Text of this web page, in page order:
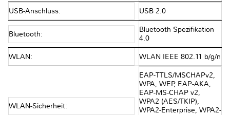
USB-Anschluss: USB 2.0
Bluetooth:
Bluetooth Spezifikation
4.0
WLAN: WLAN IEEE 802.11 b/g/n
WLAN-Sicherheit:
EAP-TTLS/MSCHAPv2,
WPA, WEP, EAP-AKA,
EAP-MS-CHAP v2,
WPA2 (AES/TKIP),
WPA2-Enterprise, WPA2-